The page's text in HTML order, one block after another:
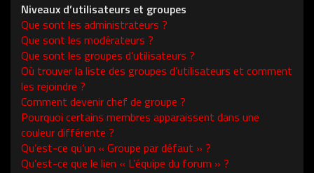
Niveaux d’utilisateurs et groupes
Que sont les administrateurs ?
Que sont les modérateurs ?
Que sont les groupes d’utilisateurs ?
Où trouver la liste des groupes d’utilisateurs et comment
les rejoindre ?
Comment devenir chef de groupe ?
Pourquoi certains membres apparaissent dans une
couleur différente ?
Qu’est-ce qu’un « Groupe par défaut » ?
Qu’est-ce que le lien « L’équipe du forum » ?